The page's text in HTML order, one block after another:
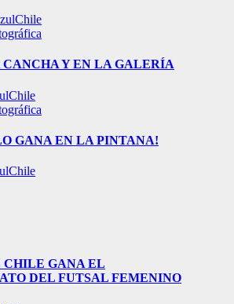
CANCHA Y EN LA GALERÍA
GANA EN LA PINTANA!
CHILE GANA EL
DEL FUTSAL FEMENINO